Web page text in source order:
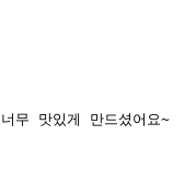
무 맛있게 만드셨어요~